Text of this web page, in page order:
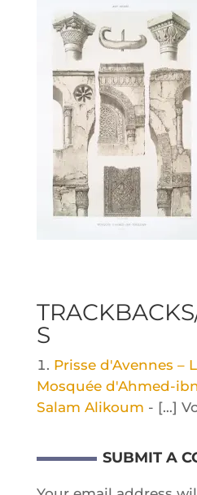
S
Prisse d'Avennes –
Mosquée d'Ahmed-
Salam Alikoum - […]
SUBMIT A